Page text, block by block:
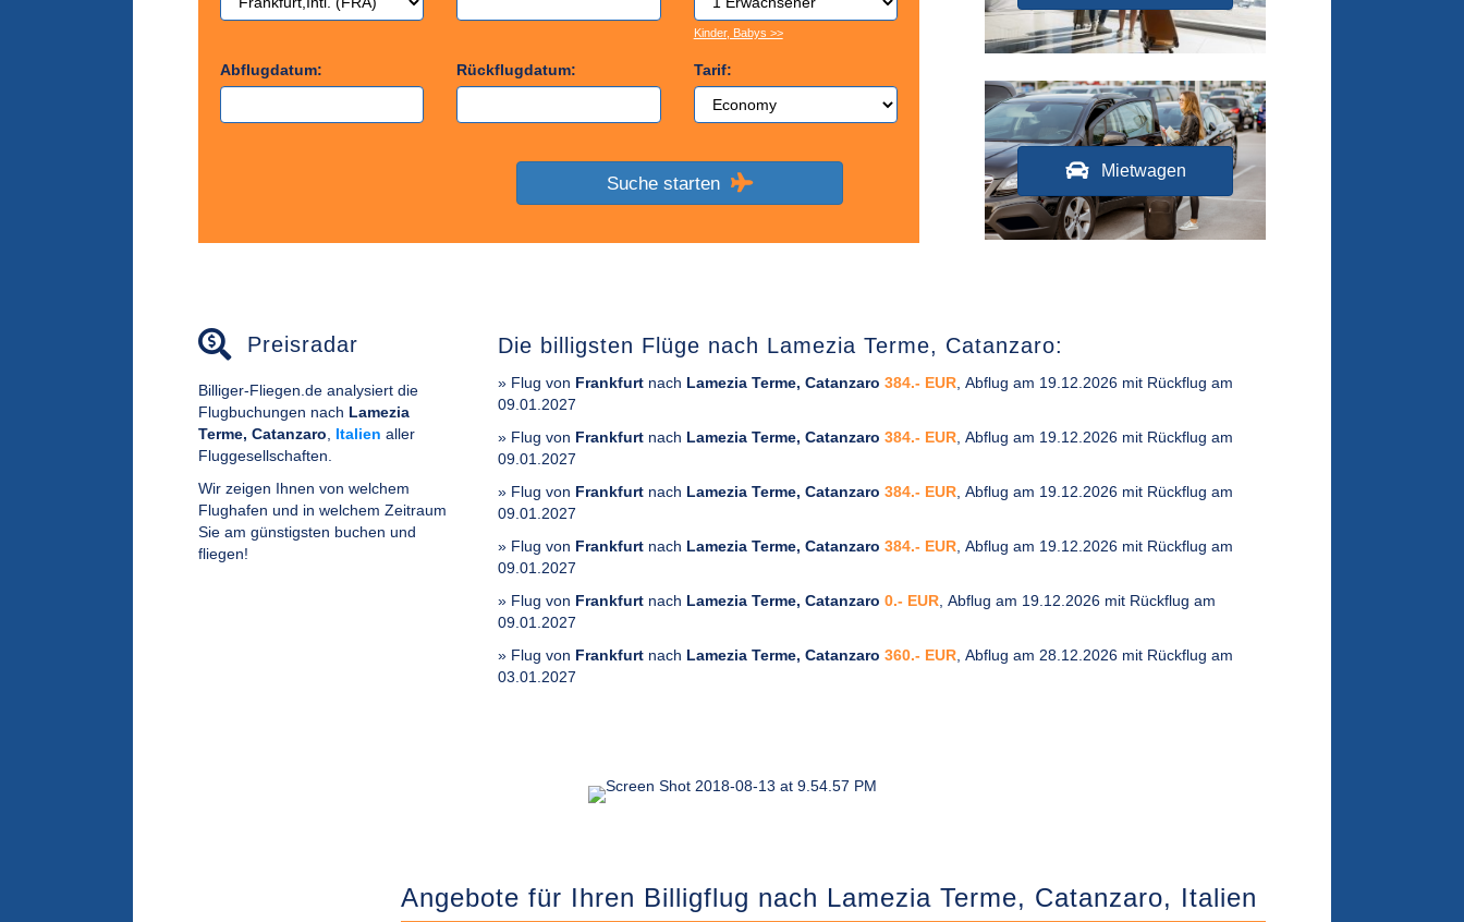
Kinder, Babys >>
Abflugdatum: Rückflugdatum: Tarif:
Mietwagen
Preisradar
Billiger-Fliegen.de analysiert die
Flugbuchungen nach Lamezia
Terme, Catanzaro, Italien aller
Fluggesellschaften.
Wir zeigen Ihnen von welchem
Flughafen und in welchem Zeitraum
Sie am günstigsten buchen und
fliegen!
Die billigsten Flüge nach Lamezia Terme, Catanzaro:
» Flug von Frankfurtnach Lamezia Terme, Catanzaro 384.- EUR, Abflug am 19.12.2026 mit Rückflug am
09.01.2027
» Flug von Frankfurtnach Lamezia Terme, Catanzaro 384.- EUR, Abflug am 19.12.2026 mit Rückflug am
09.01.2027
» Flug von Frankfurtnach Lamezia Terme, Catanzaro 384.- EUR, Abflug am 19.12.2026 mit Rückflug am
09.01.2027
» Flug von Frankfurtnach Lamezia Terme, Catanzaro 384.- EUR, Abflug am 19.12.2026 mit Rückflug am
09.01.2027
» Flug von Frankfurtnach Lamezia Terme, Catanzaro 0.- EUR, Abflug am 19.12.2026 mit Rückflug am
09.01.2027
» Flug von Frankfurtnach Lamezia Terme, Catanzaro 360.- EUR, Abflug am 28.12.2026 mit Rückflug am
03.01.2027
Angebote für Ihren Billigflug nach Lamezia Terme, Catanzaro, Italien